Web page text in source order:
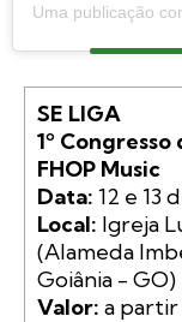
SE LIGA
1º
FHOP Music
Data:
Local: Igreja
(Alameda
Valor: a partir